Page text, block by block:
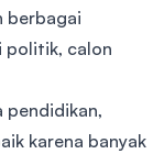
berbagai
politik, calon
pendidikan,
karena banyak